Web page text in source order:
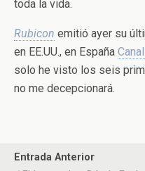
toda la vida.
Rubicon emitió ayer su
en EE.UU., en España
solo he visto los seis
no me decepcionará.
Entrada Anterior